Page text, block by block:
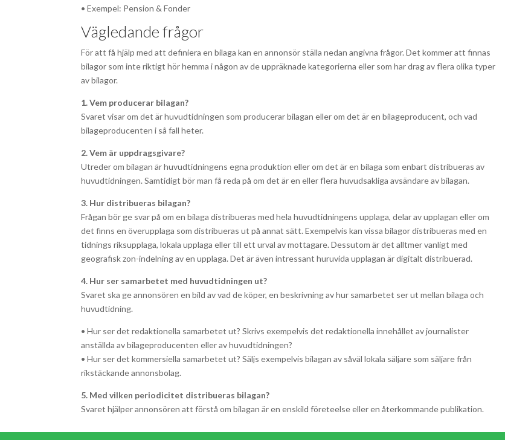
• Exempel: Pension & Fonder
Vägledande frågor
För att få hjälp med att definiera en bilaga kan en annonsör ställa nedan angivna frågor. Det kommer att finnas
bilagor som inte riktigt hör hemma i någon av de uppräknade kategorierna eller som har drag av flera olika typer
av bilagor.
1. Vem producerar bilagan?
Svaret visar om det är huvudtidningen som producerar bilagan eller om det är en bilageproducent, och vad
bilageproducenten i så fall heter.
2. Vem är uppdragsgivare?
Utreder om bilagan är huvudtidningens egna produktion eller om det är en bilaga som enbart distribueras av
huvudtidningen. Samtidigt bör man få reda på om det är en eller flera huvudsakliga avsändare av bilagan.
3. Hur distribueras bilagan?
Frågan bör ge svar på om en bilaga distribueras med hela huvudtidningens upplaga, delar av upplagan eller om
det finns en överupplaga som distribueras ut på annat sätt. Exempelvis kan vissa bilagor distribueras med en
tidnings riksupplaga, lokala upplaga eller till ett urval av mottagare. Dessutom är det alltmer vanligt med
geografisk zon-indelning av en upplaga. Det är även intressant huruvida upplagan är digitalt distribuerad.
4. Hur ser samarbetet med huvudtidningen ut?
Svaret ska ge annonsören en bild av vad de köper, en beskrivning av hur samarbetet ser ut mellan bilaga och
huvudtidning.
• Hur ser det redaktionella samarbetet ut? Skrivs exempelvis det redaktionella innehållet av journalister
anställda av bilageproducenten eller av huvudtidningen?
• Hur ser det kommersiella samarbetet ut? Säljs exempelvis bilagan av såväl lokala säljare som säljare från
rikstäckande annonsbolag.
5. Med vilken periodicitet distribueras bilagan?
Svaret hjälper annonsören att förstå om bilagan är en enskild företeelse eller en återkommande publikation.